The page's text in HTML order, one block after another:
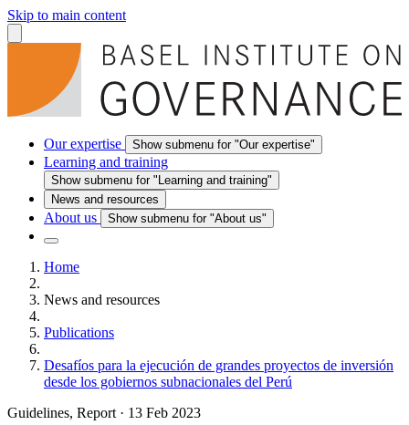
Skip to main content
Our expertise Show submenu for "Our expertise"
Learning and training
Show submenu for "Learning and training"
News and resources
About us Show submenu for "About us"
Home
News and resources
Publications
Desafíos para la ejecución de grandes proyectos de inversión
desde los gobiernos subnacionales del Perú
Guidelines, Report · 13 Feb 2023